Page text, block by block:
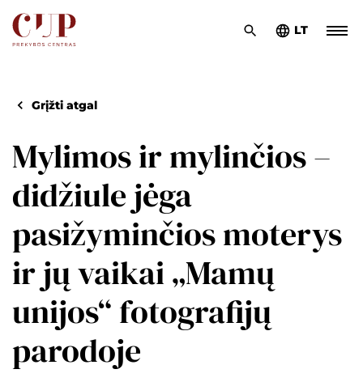
LT
Grįžti atgal
Mylimos ir mylinčios –
didžiule jėga
pasižyminčios moterys
ir jų vaikai „Mamų
unijos“ fotografijų
parodoje